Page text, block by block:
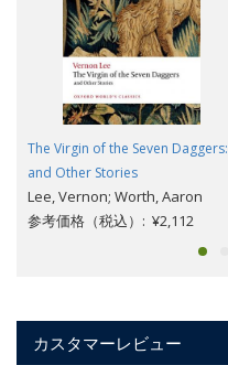
The Virgin of the Seven Daggers:
and Other Stories
Lee, Vernon; Worth, Aaron
参考価格（税込）: ¥2,112
カスタマーレビュー